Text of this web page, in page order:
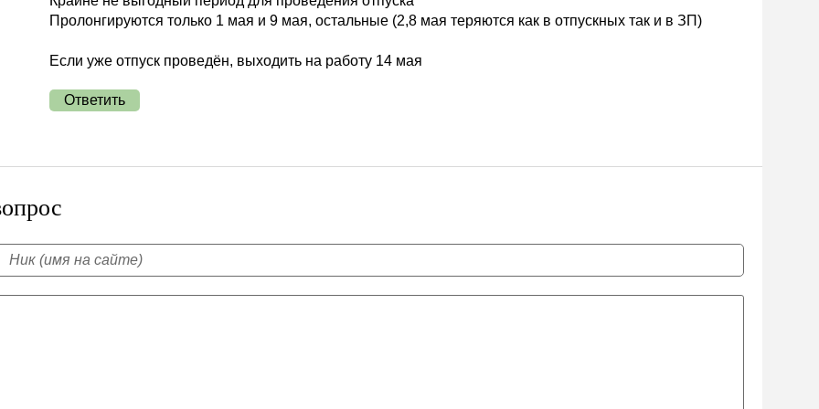
Пролонгируются только 1 мая и 9 мая, остальные (2,8 мая теряются как в отпускных так и в ЗП)
Если уже отпуск проведён, выходить на работу 14 мая
Ответить